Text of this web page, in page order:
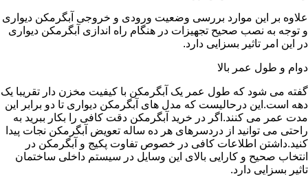
علاوه بر این موارد بررسی وضعیت ورودی و خروجی آبگرمکن دیواری
و توجه به نصب صحیح تجهیزات در هنگام راه اندازی آبگرمکن دیواری
در این امر تاثیر بسزایی دارد.
دوام و طول عمر بالا
گفته می شود که طول عمر یک آبگرمکن با کیفیت مخزن دار تقریبا یک
دهه است.این درحالیست که مدل های آبگرمکن دیواری تا دو برابر این
مدت عمر می کنند.اگر در خرید آبگرمکن دقت کافی را بکار ببرید به
راحتی می توانید از دردسرهای هر ده ساله تعویض آبگرمکن نجات پیدا
کنید.داشتن اطلاعات کافی در خصوص تفاوت پکیج و آبگرمکن در
انتخاب صحیح و کارایی بالای این وسایل در سیستم داخلی ساختمان
تاثیر بسزایی دارد.